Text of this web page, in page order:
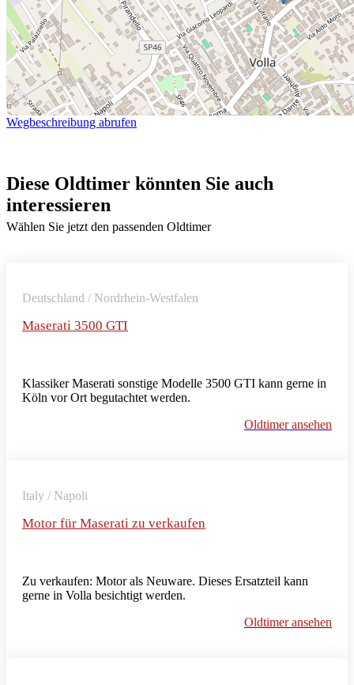
Wegbeschreibung abrufen
Diese Oldtimer könnten Sie auch
interessieren
Wählen Sie jetzt den passenden Oldtimer
Deutschland / Nordrhein-Westfalen
Maserati 3500 GTI
Klassiker Maserati sonstige Modelle 3500 GTI kann gerne in
Köln vor Ort begutachtet werden.
Oldtimer ansehen
Italy / Napoli
Motor für Maserati zu verkaufen
Zu verkaufen: Motor als Neuware. Dieses Ersatzteil kann
gerne in Volla besichtigt werden.
Oldtimer ansehen